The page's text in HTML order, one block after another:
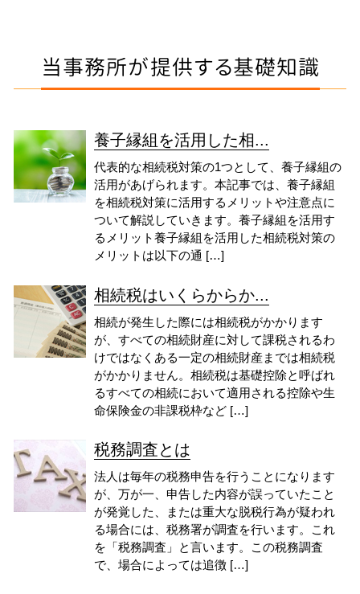
当事務所が提供する基礎知識
養子縁組を活用した相...
代表的な相続税対策の1つとして、養子縁組の
活用があげられます。本記事では、養子縁組
を相続税対策に活用するメリットや注意点に
ついて解説していきます。養子縁組を活用す
るメリット養子縁組を活用した相続税対策の
メリットは以下の通 […]
相続税はいくらからか...
相続が発生した際には相続税がかかります
が、すべての相続財産に対して課税されるわ
けではなくある一定の相続財産までは相続税
がかかりません。相続税は基礎控除と呼ばれ
るすべての相続において適用される控除や生
命保険金の非課税枠など […]
税務調査とは
法人は毎年の税務申告を行うことになります
が、万が一、申告した内容が誤っていたこと
が発覚した、または重大な脱税行為が疑われ
る場合には、税務署が調査を行います。これ
を「税務調査」と言います。この税務調査
で、場合によっては追徴 […]